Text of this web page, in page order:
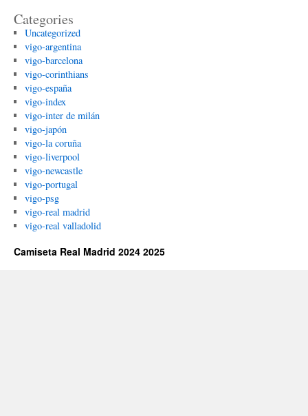
Categories
Uncategorized
vigo-argentina
vigo-barcelona
vigo-corinthians
vigo-españa
vigo-index
vigo-inter de milán
vigo-japón
vigo-la coruña
vigo-liverpool
vigo-newcastle
vigo-portugal
vigo-psg
vigo-real madrid
vigo-real valladolid
Camiseta Real Madrid 2024 2025